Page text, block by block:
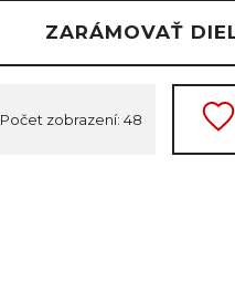
ZARÁMOVAŤ
Počet zobrazení: 48